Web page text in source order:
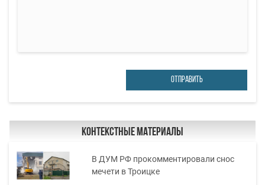
ОТПРАВИТЬ
Контекстные материалы
В ДУМ РФ прокомментировали снос
мечети в Троицке